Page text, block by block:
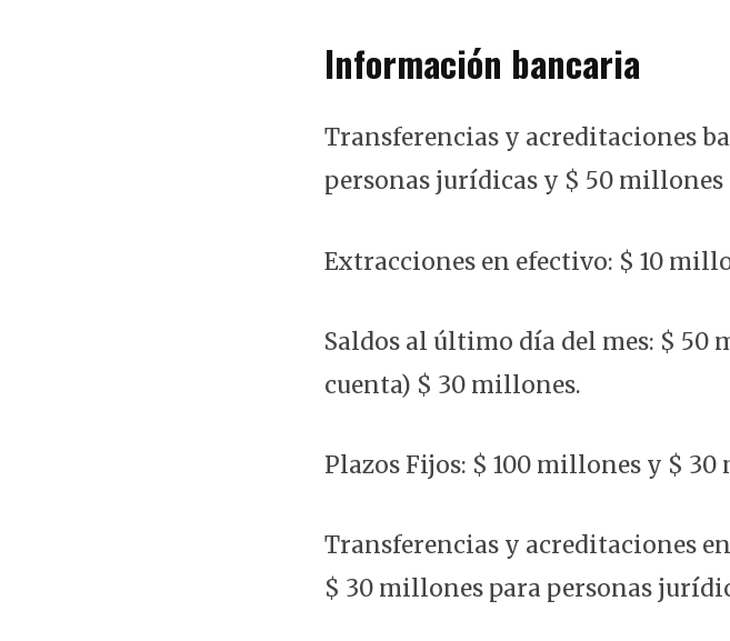
Información bancaria
Transferencias y acreditaciones
personas jurídicas y $ 50
Extracciones en efectivo: $ 10
Saldos al último día del mes: $
cuenta) $ 30 millones.
Plazos Fijos: $ 100 millones y $
Transferencias y acreditaciones
$ 30 millones para personas